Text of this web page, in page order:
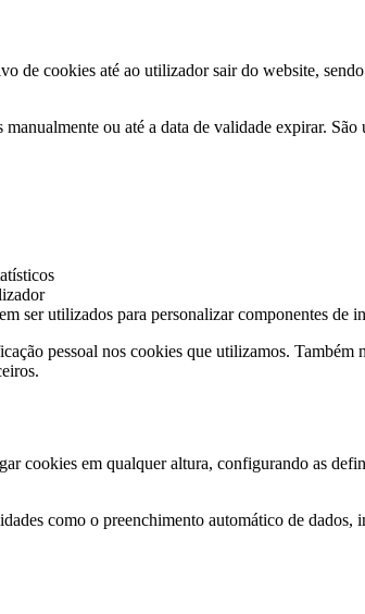
de cookies até ao utilizador sair do website,
manualmente ou até a data de validade expirar.
ser utilizados para personalizar componentes
pessoal nos cookies que utilizamos.
cookies em qualquer altura, configurando as
como o preenchimento automático de